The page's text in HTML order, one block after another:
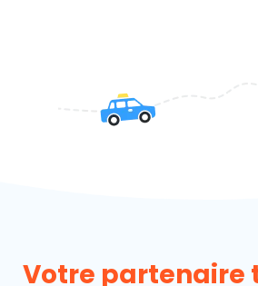
Votre partenaire